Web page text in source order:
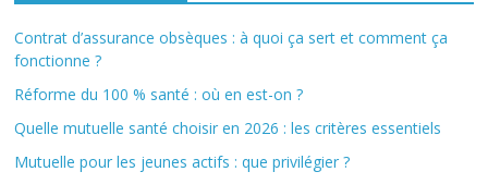
Contrat d’assurance obsèques : à quoi ça sert et comment ça
fonctionne ?
Réforme du 100 % santé : où en est-on ?
Quelle mutuelle santé choisir en 2026 : les critères essentiels
Mutuelle pour les jeunes actifs : que privilégier ?